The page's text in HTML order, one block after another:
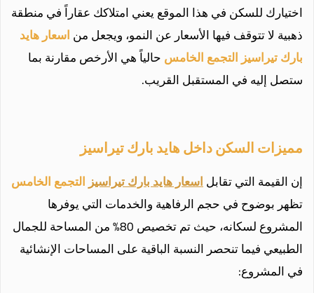
اختيارك للسكن في هذا الموقع يعني امتلاكك عقاراً في منطقة
ذهبية لا تتوقف فيها الأسعار عن النمو، ويجعل مناسعار هايد
بارك تيراسيز التجمع الخامسحالياً هي الأرخص مقارنة بما
ستصل إليه في المستقبل القريب.
مميزات السكن داخل هايد بارك تيراسيز
إن القيمة التي تقابلاسعار هايد بارك تيراسيزالتجمع الخامس
تظهر بوضوح في حجم الرفاهية والخدمات التي يوفرها
المشروع لسكانه، حيث تم تخصيص 80% من المساحة للجمال
الطبيعي فيما تنحصر النسبة الباقية على المساحات الإنشائية
في المشروع: